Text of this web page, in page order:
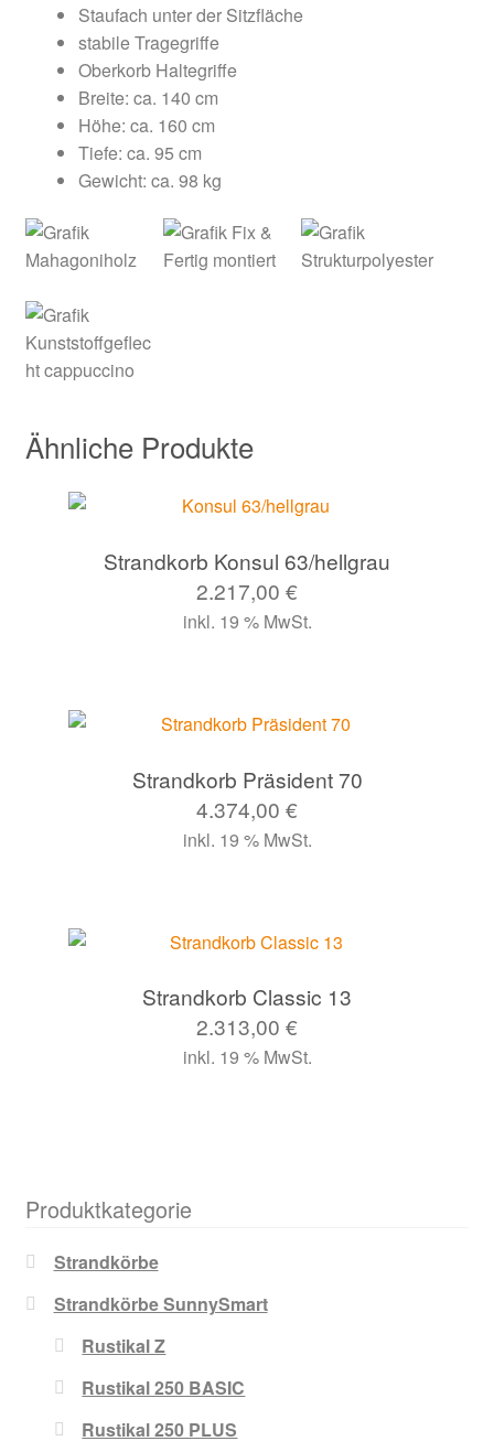
Staufach unter der Sitzfläche
stabile Tragegriffe
Oberkorb Haltegriffe
Breite: ca. 140 cm
Höhe: ca. 160 cm
Tiefe: ca. 95 cm
Gewicht: ca. 98 kg
Ähnliche Produkte
Strandkorb Konsul 63/hellgrau
2.217,00 €
inkl. 19 % MwSt.
Strandkorb Präsident 70
4.374,00 €
inkl. 19 % MwSt.
Strandkorb Classic 13
2.313,00 €
inkl. 19 % MwSt.
Produktkategorie
Strandkörbe
Strandkörbe SunnySmart
Rustikal Z
Rustikal 250 BASIC
Rustikal 250 PLUS